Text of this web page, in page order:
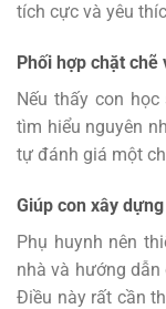
tích cực và yêu
Phối hợp chặt
Nếu thấy con
tìm hiểu nguyên
tự đánh giá một
Giúp con xây
Phụ huynh nên
nhà và hướng dẫn
Điều này rất cần